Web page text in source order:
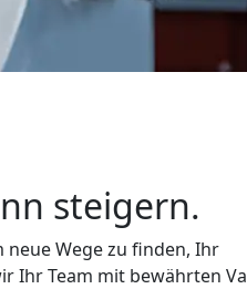
steigern.
Wege zu finden, Ihr
Ihr Team mit bewährten